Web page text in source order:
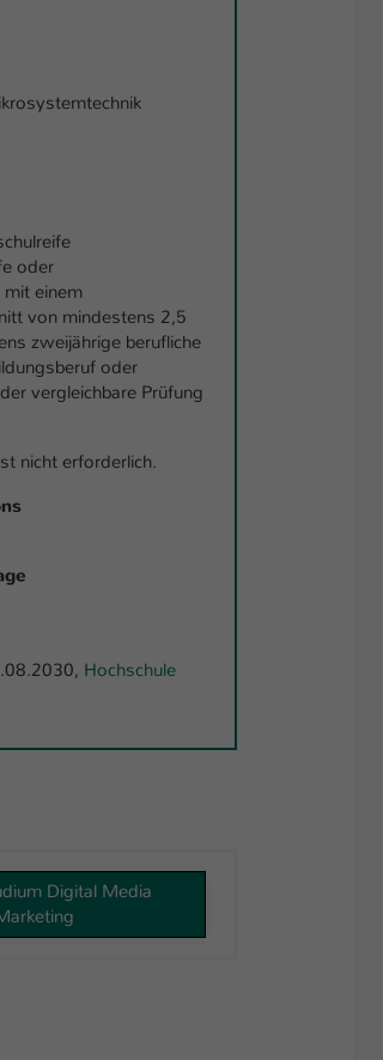
oder
einem
von mindestens 2,5
zweijährige berufliche
oder
vergleichbare Prüfung
nicht erforderlich.
Hochschule
Digital Media